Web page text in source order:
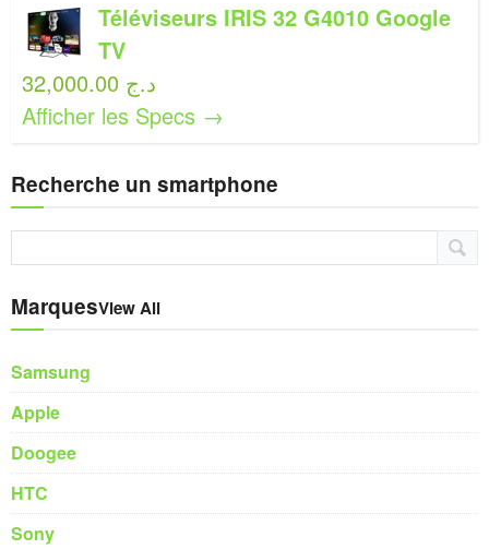
Téléviseurs IRIS 32 G4010 Google
TV
32,000.00 د.ج
Afficher les Specs →
Recherche un smartphone
MarquesView All
Samsung
Apple
Doogee
HTC
Sony